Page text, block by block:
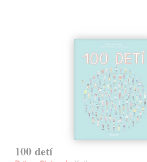
100 detí